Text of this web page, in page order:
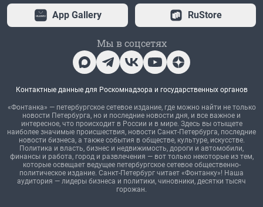
App Gallery RuStore
Мы в соцсетях
Контактные данные для Роскомнадзора и государственных органов
«Фонтанка» — петербургское сетевое издание, где можно найти не только
новости Петербурга, но и последние новости дня, и все важное и
интересное, что происходит в России и в мире. Здесь вы отыщете
наиболее значимые происшествия, новости Санкт-Петербурга, последние
новости бизнеса, а также события в обществе, культуре, искусстве.
Политика и власть, бизнес и недвижимость, дороги и автомобили,
финансы и работа, город и развлечения — вот только некоторые из тем,
которые освещает ведущее петербургское сетевое общественно-
политическое издание. Санкт-Петербург читает «Фонтанку»! Наша
аудитория — лидеры бизнеса и политики, чиновники, десятки тысяч
горожан.